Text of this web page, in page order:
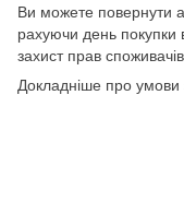
Ви можете повернути
рахуючи день покупки
захист прав
Докладніше про умови